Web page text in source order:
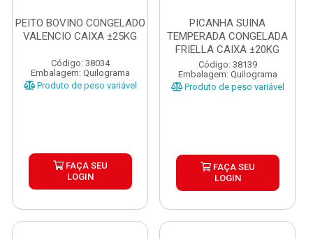
PEITO BOVINO CONGELADO
VALENCIO CAIXA ±25KG
Código: 38034
Embalagem: Quilograma
Produto de peso variável
FAÇA SEU
LOGIN
PICANHA SUINA
TEMPERADA CONGELADA
FRIELLA CAIXA ±20KG
Código: 38139
Embalagem: Quilograma
Produto de peso variável
FAÇA SEU
LOGIN